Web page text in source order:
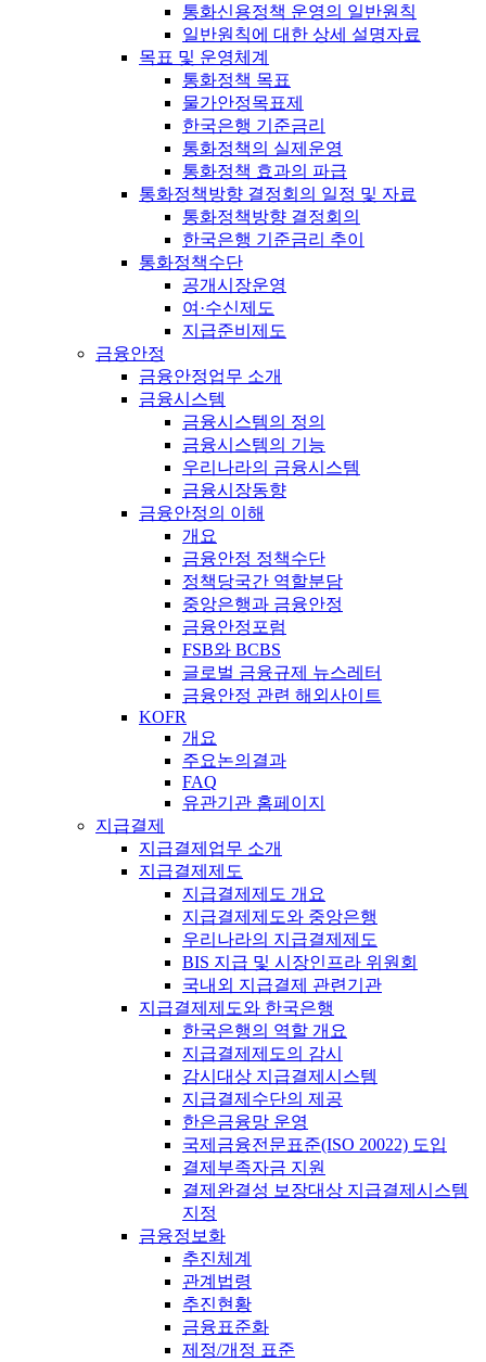
통화신용정책 운영의 일반원칙
일반원칙에 대한 상세 설명자료
목표 및 운영체계
통화정책 목표
물가안정목표제
한국은행 기준금리
통화정책의 실제운영
통화정책 효과의 파급
통화정책방향 결정회의 일정 및 자료
통화정책방향 결정회의
한국은행 기준금리 추이
통화정책수단
공개시장운영
여·수신제도
지급준비제도
금융안정
금융안정업무 소개
금융시스템
금융시스템의 정의
금융시스템의 기능
우리나라의 금융시스템
금융시장동향
금융안정의 이해
개요
금융안정 정책수단
정책당국간 역할분담
중앙은행과 금융안정
금융안정포럼
FSB와 BCBS
글로벌 금융규제 뉴스레터
금융안정 관련 해외사이트
KOFR
개요
주요논의결과
FAQ
유관기관 홈페이지
지급결제
지급결제업무 소개
지급결제제도
지급결제제도 개요
지급결제제도와 중앙은행
우리나라의 지급결제제도
BIS 지급 및 시장인프라 위원회
국내외 지급결제 관련기관
지급결제제도와 한국은행
한국은행의 역할 개요
지급결제제도의 감시
감시대상 지급결제시스템
지급결제수단의 제공
한은금융망 운영
국제금융전문표준(ISO 20022) 도입
결제부족자금 지원
결제완결성 보장대상 지급결제시스템
지정
금융정보화
추진체계
관계법령
추진현황
금융표준화
제정/개정 표준